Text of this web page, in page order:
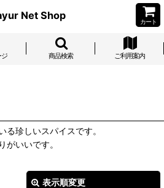
Net Shop
カート
商品検索 ご利用案内
る珍しいスパイスです。
がいいです。
表示順変更